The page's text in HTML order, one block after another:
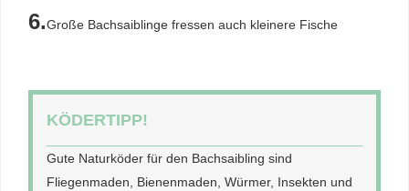
Große Bachsaiblinge fressen auch kleinere Fische
KÖDERTIPP!
Gute Naturköder für den Bachsaibling sind
Fliegenmaden, Bienenmaden, Würmer, Insekten und